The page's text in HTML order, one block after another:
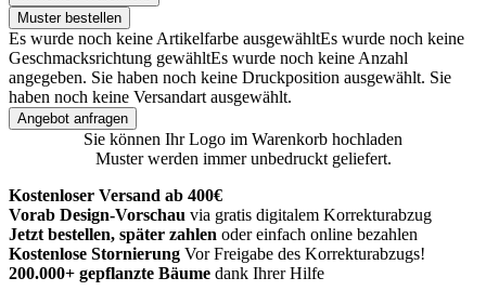
Muster bestellen
Es wurde noch keine Artikelfarbe ausgewähltEs wurde noch keine
Geschmacksrichtung gewähltEs wurde noch keine Anzahl
angegeben. Sie haben noch keine Druckposition ausgewählt. Sie
haben noch keine Versandart ausgewählt.
Angebot anfragen
Sie können Ihr Logo im Warenkorb hochladen
Muster werden immer unbedruckt geliefert.
Kostenloser Versand ab 400€
Vorab Design-Vorschau via gratis digitalem Korrekturabzug
Jetzt bestellen, später zahlen oder einfach online bezahlen
Kostenlose Stornierung Vor Freigabe des Korrekturabzugs!
200.000+ gepflanzte Bäume dank Ihrer Hilfe